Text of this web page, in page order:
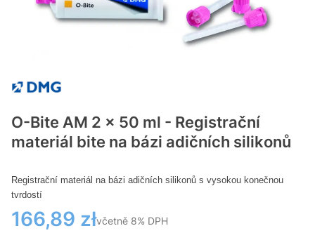
O-Bite AM 2 x 50 ml - Registrační
materiál bite na bázi adičních silikonů
Registrační materiál na bázi adičních silikonů s vysokou konečnou
tvrdostí
Cena
166,89 złvčetně 8% DPH
včetně 8% DPH